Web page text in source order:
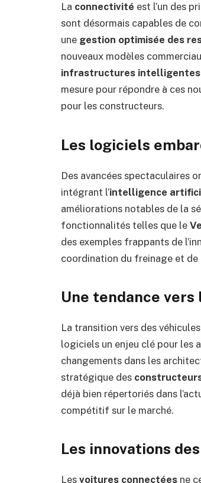
La connectivité est l’un des
sont désormais capables de
une gestion optimisée des
nouveaux modèles
infrastructures intelligentes
mesure pour répondre à ces
pour les constructeurs.
Les logiciels
Des avancées spectaculaires
intégrant l’intelligence
améliorations notables de la
fonctionnalités telles que le
des exemples frappants de
coordination du freinage et de
Une tendance
La transition vers des
logiciels un enjeu clé pour les
changements dans les
stratégique des
déjà bien répertoriés dans
compétitif sur le marché.
Les innovations
Les voitures connectées ne